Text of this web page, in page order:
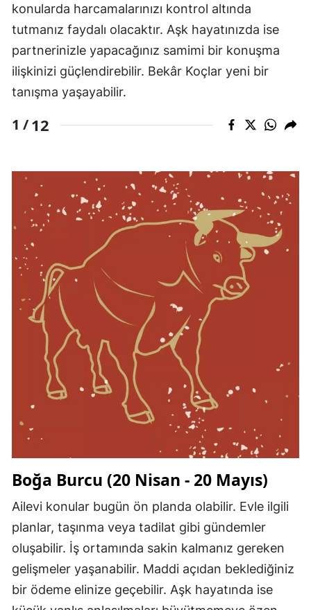
konularda harcamalarınızı kontrol altında
tutmanız faydalı olacaktır. Aşk hayatınızda ise
partnerinizle yapacağınız samimi bir konuşma
ilişkinizi güçlendirebilir. Bekâr Koçlar yeni bir
tanışma yaşayabilir.
1 /12
Boğa Burcu (20 Nisan - 20 Mayıs)
Ailevi konular bugün ön planda olabilir. Evle ilgili
planlar, taşınma veya tadilat gibi gündemler
oluşabilir. İş ortamında sakin kalmanız gereken
gelişmeler yaşanabilir. Maddi açıdan beklediğiniz
bir ödeme elinize geçebilir. Aşk hayatında ise